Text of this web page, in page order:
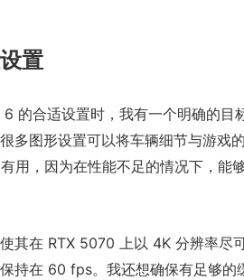
置
的合适设置时，我有一个明确的目
多图形设置可以将车辆细节与游戏
用，因为在性能不足的情况下，能
其在 RTX 5070 上以 4K 分辨率尽
持在 60 fps。我还想确保有足够的